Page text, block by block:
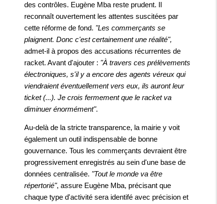
des contrôles. Eugène Mba reste prudent. Il
reconnaît ouvertement les attentes suscitées par
cette réforme de fond. "Les commerçants se
plaignent. Donc c'est certainement une réalité",
admet-il à propos des accusations récurrentes de
racket. Avant d'ajouter : "À travers ces prélèvements
électroniques, s'il y a encore des agents véreux qui
viendraient éventuellement vers eux, ils auront leur
ticket (...). Je crois fermement que le racket va
diminuer énormément".
Au-delà de la stricte transparence, la mairie y voit
également un outil indispensable de bonne
gouvernance. Tous les commerçants devraient être
progressivement enregistrés au sein d'une base de
données centralisée. "Tout le monde va être
répertorié", assure Eugène Mba, précisant que
chaque type d'activité sera identifé avec précision et